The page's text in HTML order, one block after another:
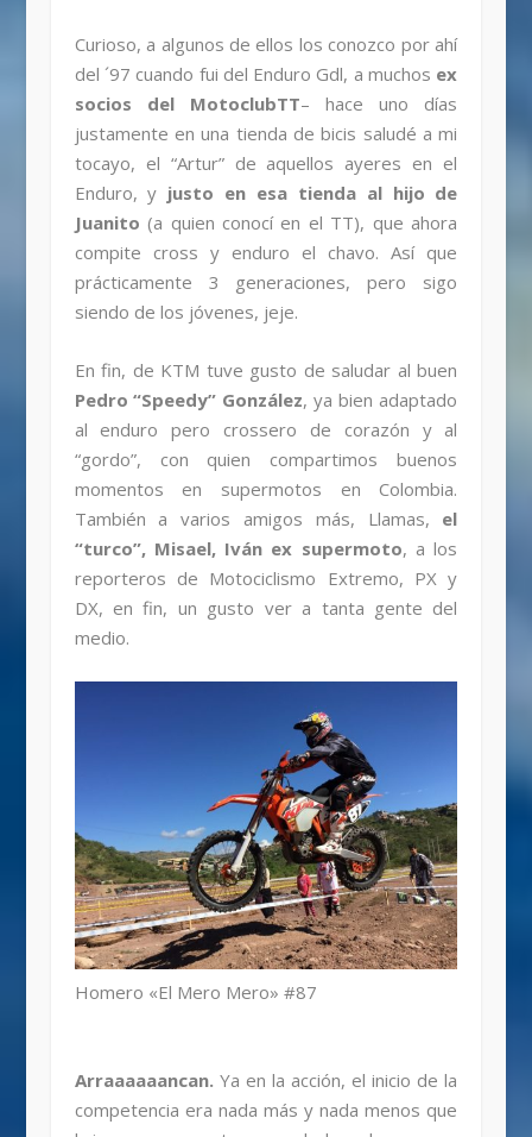
Curioso, a algunos de ellos los conozco por ahí
del ´97 cuando fui del Enduro Gdl, a muchos ex
socios del MotoclubTT– hace uno días
justamente en una tienda de bicis saludé a mi
tocayo, el “Artur” de aquellos ayeres en el
Enduro, y justo en esa tienda al hijo de
Juanito (a quien conocí en el TT), que ahora
compite cross y enduro el chavo. Así que
prácticamente 3 generaciones, pero sigo
siendo de los jóvenes, jeje.
En fin, de KTM tuve gusto de saludar al buen
Pedro “Speedy” González, ya bien adaptado
al enduro pero crossero de corazón y al
“gordo”, con quien compartimos buenos
momentos en supermotos en Colombia.
También a varios amigos más, Llamas, el
“turco”, Misael, Iván ex supermoto, a los
reporteros de Motociclismo Extremo, PX y
DX, en fin, un gusto ver a tanta gente del
medio.
Homero «El Mero Mero» #87
Arraaaaaancan. Ya en la acción, el inicio de la
competencia era nada más y nada menos que